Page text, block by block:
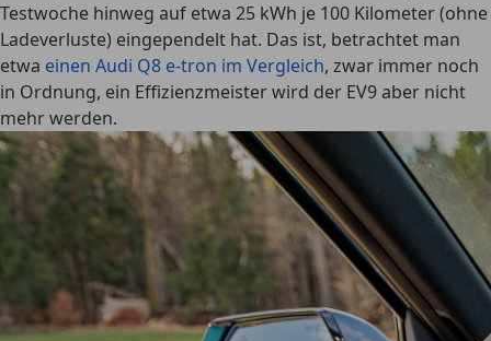
Testwoche hinweg auf etwa 25 kWh je 100 Kilometer (ohne
Ladeverluste) eingependelt hat. Das ist, betrachtet man
etwa einen Audi Q8 e-tron im Vergleich, zwar immer noch
in Ordnung, ein Effizienzmeister wird der EV9 aber nicht
mehr werden.